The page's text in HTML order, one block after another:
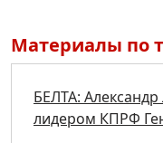
Материалы по
БЕЛТА:
лидером КПРФ